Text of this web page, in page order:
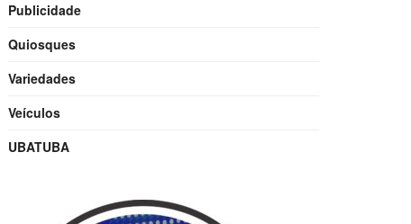
Publicidade
Quiosques
Variedades
Veículos
UBATUBA